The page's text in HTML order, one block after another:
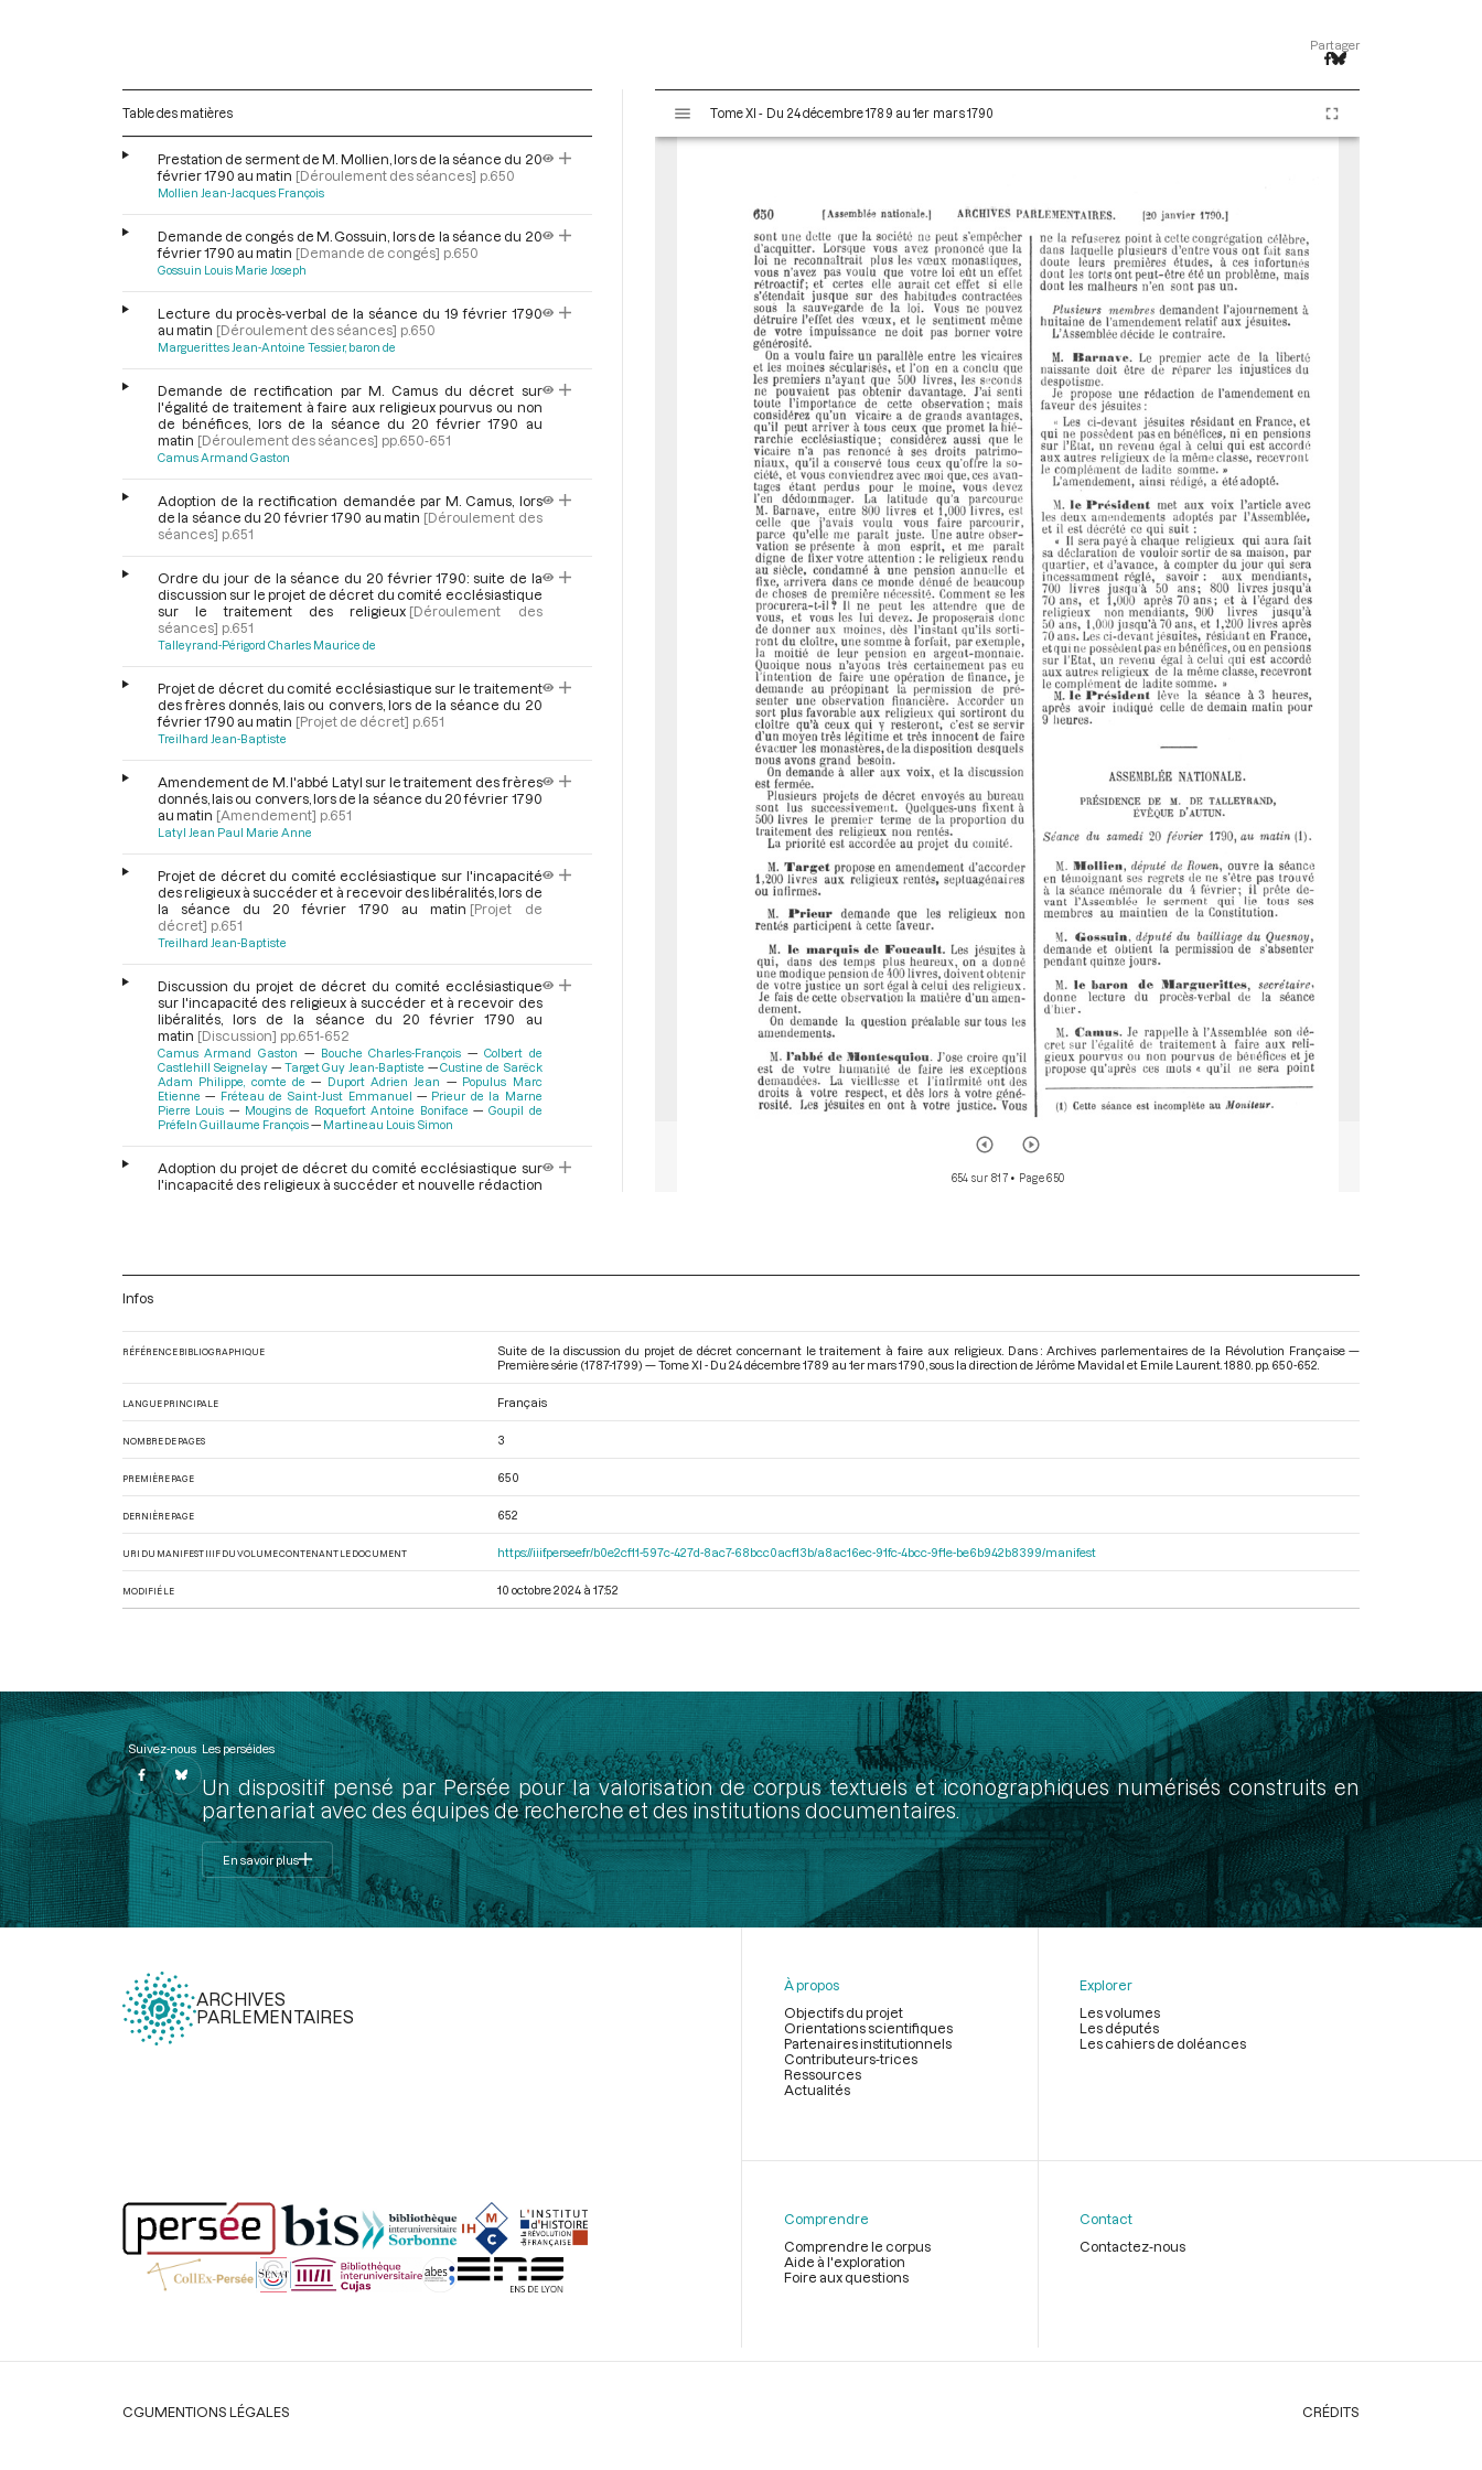
Partager
Table des matières
Prestation de serment de M. Mollien, lors de la séance du 20
février 1790 au matin [Déroulement des séances] p.650
Mollien Jean-Jacques François
Demande de congés de M. Gossuin, lors de la séance du 20
février 1790 au matin [Demande de congés] p.650
Gossuin Louis Marie Joseph
Lecture du procès-verbal de la séance du 19 février 1790
au matin [Déroulement des séances] p.650
Marguerittes Jean-Antoine Tessier, baron de
Demande de rectification par M. Camus du décret sur
l'égalité de traitement à faire aux religieux pourvus ou non
de bénéfices, lors de la séance du 20 février 1790 au
matin [Déroulement des séances] pp.650-651
Camus Armand Gaston
Adoption de la rectification demandée par M. Camus, lors
de la séance du 20 février 1790 au matin [Déroulement des
séances] p.651
Ordre du jour de la séance du 20 février 1790: suite de la
discussion sur le projet de décret du comité ecclésiastique
sur le traitement des religieux [Déroulement des
séances] p.651
Talleyrand-Périgord Charles Maurice de
Projet de décret du comité ecclésiastique sur le traitement
des frères donnés, lais ou convers, lors de la séance du 20
février 1790 au matin [Projet de décret] p.651
Treilhard Jean-Baptiste
Amendement de M. l'abbé Latyl sur le traitement des frères
donnés, lais ou convers, lors de la séance du 20 février 1790
au matin [Amendement] p.651
Latyl Jean Paul Marie Anne
Projet de décret du comité ecclésiastique sur l'incapacité
des religieux à succéder et à recevoir des libéralités, lors de
la séance du 20 février 1790 au matin [Projet de
décret] p.651
Treilhard Jean-Baptiste
Discussion du projet de décret du comité ecclésiastique
sur l'incapacité des religieux à succéder et à recevoir des
libéralités, lors de la séance du 20 février 1790 au
matin [Discussion] pp.651-652
Camus Armand Gaston Bouche Charles-François
Colbert de
Castlehill Seignelay
Target Guy Jean-Baptiste
Custine de Sarëck
Adam Philippe, comte de
Duport Adrien Jean
Populus Marc
Etienne
Fréteau de Saint-Just Emmanuel
Prieur de la Marne
Pierre Louis
Mougins de Roquefort Antoine Boniface
Goupil de
Préfeln Guillaume François
Martineau Louis Simon
Adoption du projet de décret du comité ecclésiastique sur
l'incapacité des religieux à succéder et nouvelle rédaction
Nomination des membres du comité de police et des
Demande du président concernant la remise au comité de
constitution des cartes indiquant la délimitation des
départements, lors de la séance du 20 février 1790 au
matin [Déroulement des séances]
Talleyrand-Périgord Charles Maurice de
s
Tome XI - Du 24 décembre 1789 au 1er mars 1790
654 sur 817• Page 650
Infos
RÉFÉRENCE BIBLIOGRAPHIQUE
Suite de la discussion du projet de décret concernant le traitement à faire aux religieux. Dans : Archives parlementaires de la Révolution Française —
Première série (1787-1799) — Tome XI - Du 24 décembre 1789 au 1er mars 1790 , sous la direction de Jérôme Mavidal et Emile Laurent. 1880. pp. 650-652.
LANGUE PRINCIPALE Français
NOMBRE DE PAGES 3
PREMIÈRE PAGE 650
DERNIÈRE PAGE 652
URI DU MANIFEST IIIF DU VOLUME CONTENANT LE DOCUMENT https://iiif.persee.fr/b0e2cf11-597c-427d-8ac7-68bcc0acf13b/a8ac16ec-91fc-4bcc-9f1e-be6b942b8399/manifest
MODIFIÉ LE 10 octobre 2024 à 17:52
Suivez-nous Les perséides
Un dispositif pensé par Persée pour la valorisation de corpus textuels et iconographiques numérisés construits en
partenariat avec des équipes de recherche et des institutions documentaires.
En savoir plus
ARCHIVES
PARLEMENTAIRES
page
À propos
Objectifs du projet
Orientations scientifiques
Partenaires institutionnels
Contributeurs-trices
Ressources
Actualités
Explorer
Les volumes
Les députés
Les cahiers de doléances
Comprendre
Comprendre le corpus
Aide à l'exploration
Foire aux questions
Contact
Contactez-nous
Légal
CGUMENTIONS LÉGALES CRÉDITS